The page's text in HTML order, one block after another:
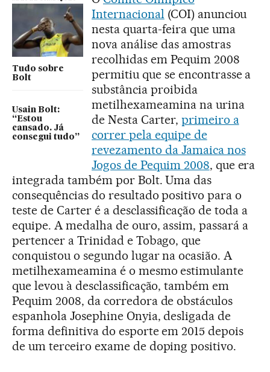
Tudo sobre
Bolt
Usain Bolt:
“Estou
cansado. Já
consegui tudo”
Internacional (COI) anunciou
nesta quarta-feira que uma
nova análise das amostras
recolhidas em Pequim 2008
permitiu que se encontrasse a
substância proibida
metilhexameamina na urina
de Nesta Carter, primeiro a
correr pela equipe de
revezamento da Jamaica nos
Jogos de Pequim 2008, que era
integrada também por Bolt. Uma das
consequências do resultado positivo para o
teste de Carter é a desclassificação de toda a
equipe. A medalha de ouro, assim, passará a
pertencer a Trinidad e Tobago, que
conquistou o segundo lugar na ocasião. A
metilhexameamina é o mesmo estimulante
que levou à desclassificação, também em
Pequim 2008, da corredora de obstáculos
espanhola Josephine Onyia, desligada de
forma definitiva do esporte em 2015 depois
de um terceiro exame de doping positivo.